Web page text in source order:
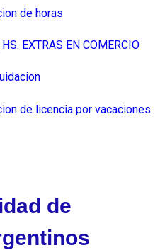
de horas
EXTRAS EN COMERCIO
de licencia por vacaciones
de